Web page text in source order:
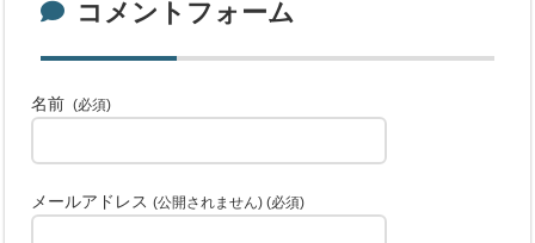
コメントフォーム
名前 (必須)
メールアドレス(公開されません) (必須)